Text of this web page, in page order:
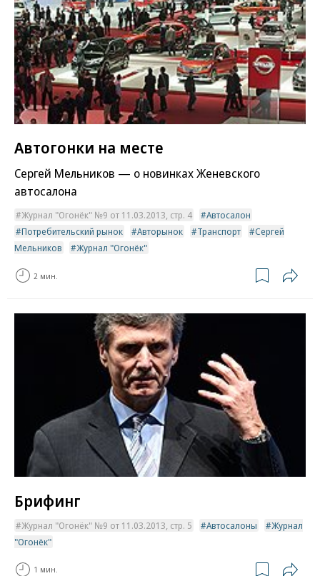
Автогонки на месте
Сергей Мельников — о новинках Женевского
автосалона
Журнал "Огонёк" №9 от 11.03.2013, стр. 4
Автосалон
Потребительский рынок
Авторынок Транспорт
Сергей
Мельников
Журнал "Огонёк"
2 мин.
Брифинг
Журнал "Огонёк" №9 от 11.03.2013, стр. 5 Автосалоны
Журнал
"Огонёк"
1 мин.